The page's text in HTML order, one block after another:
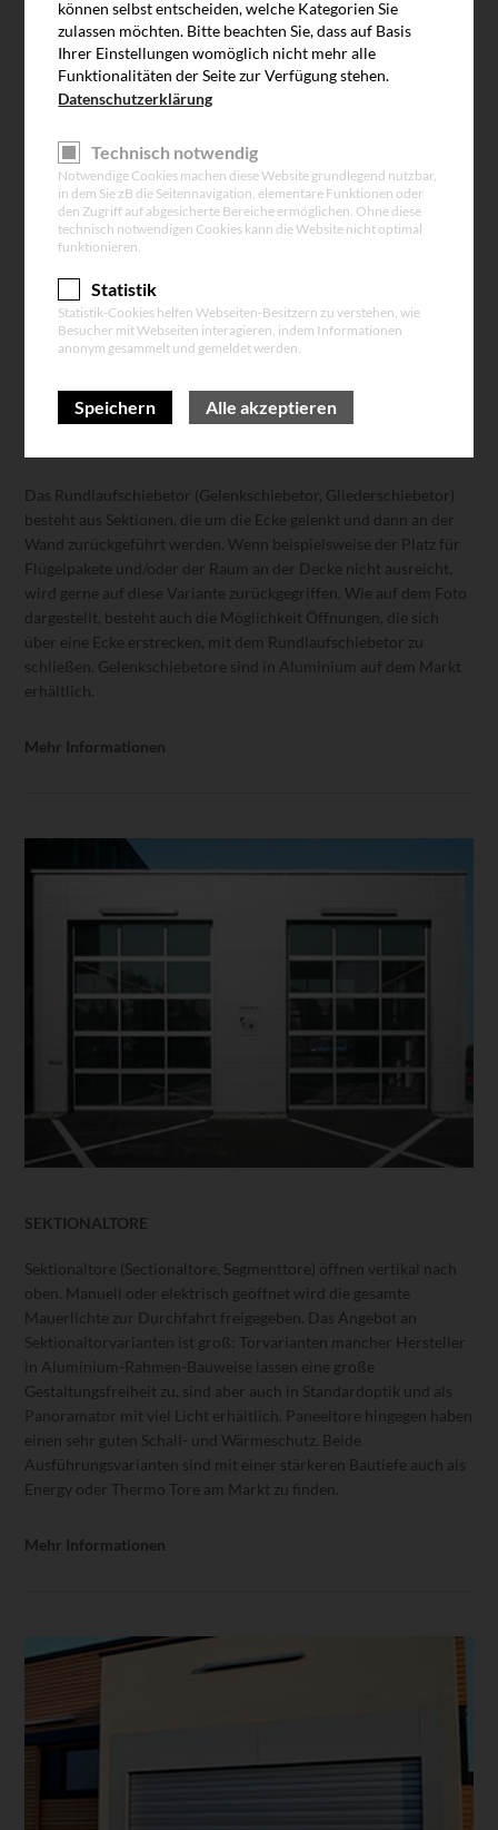
Das Rundlaufschiebetor (Gelenkschiebetor, Gliederschiebetor)
besteht aus Sektionen, die um die Ecke gelenkt und dann an der
Wand zurückgeführt werden. Wenn beispielsweise der Platz für
Flügelpakete und/oder der Raum an der Decke nicht ausreicht,
wird gerne auf diese Variante zurückgegriffen. Wie auf dem Foto
dargestellt, besteht auch die Möglichkeit Öffnungen, die sich
über eine Ecke erstrecken, mit dem Rundlaufschiebetor zu
schließen. Gelenkschiebetore sind in Aluminium auf dem Markt
erhältlich.
Mehr Informationen
SEKTIONALTORE
Sektionaltore (Sectionaltore, Segmenttore) öffnen vertikal nach
oben. Manuell oder elektrisch geöffnet wird die gesamte
Mauerlichte zur Durchfahrt freigegeben. Das Angebot an
Sektionaltorvarianten ist groß: Torvarianten mancher Hersteller
in Aluminium-Rahmen-Bauweise lassen eine große
Gestaltungsfreiheit zu, sind aber auch in Standardoptik und als
Panoramator mit viel Licht erhältlich. Paneeltore hingegen haben
einen sehr guten Schall- und Wärmeschutz. Beide
Ausführungsvarianten sind mit einer stärkeren Bautiefe auch als
Energy oder Thermo Tore am Markt zu finden.
Mehr Informationen
können selbst entscheiden, welche Kategorien Sie
zulassen möchten. Bitte beachten Sie, dass auf Basis
Ihrer Einstellungen womöglich nicht mehr alle
Funktionalitäten der Seite zur Verfügung stehen.
Datenschutzerklärung
Technisch notwendig
Notwendige Cookies machen diese Website grundlegend nutzbar,
in dem Sie zB die Seitennavigation, elementare Funktionen oder
den Zugriff auf abgesicherte Bereiche ermöglichen. Ohne diese
technisch notwendigen Cookies kann die Website nicht optimal
funktionieren.
Statistik
Statistik-Cookies helfen Webseiten-Besitzern zu verstehen, wie
Besucher mit Webseiten interagieren, indem Informationen
anonym gesammelt und gemeldet werden.
Speichern Alle akzeptieren